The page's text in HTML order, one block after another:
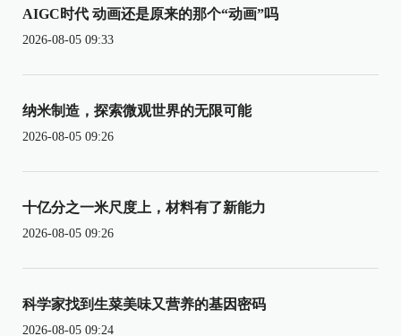
AIGC时代 动画还是原来的那个“动画”吗
2026-08-05 09:33
纳米制造，探索微观世界的无限可能
2026-08-05 09:26
十亿分之一米尺度上，材料有了新能力
2026-08-05 09:26
科学家找到生菜美味又营养的基因密码
2026-08-05 09:24